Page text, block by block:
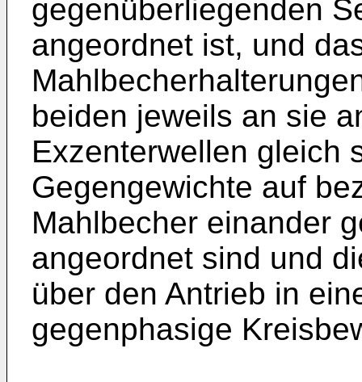
gegenüberliegenden
angeordnet ist, und
beiden jeweils an sie
Exzenterwellen gleich
Gegengewichte auf
Mahlbecher einander
angeordnet sind und
über den Antrieb in
gegenphasige